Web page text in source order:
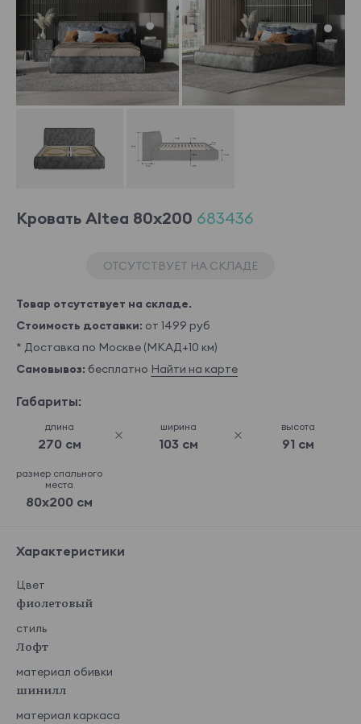
Кровать Altea 80x200 683436
ОТСУТСТВУЕТ НА СКЛАДЕ
Товар отсутствует на складе.
Стоимость доставки: от 1499 руб
* Доставка по Москве (МКАД+10 км)
Самовывоз: бесплатно Найти на карте
Габариты:
длина
270 см
ширина
103 см
высота
91 см
размер спального
места
80x200 см
Характеристики
Цвет
фиолетовый
стиль
Лофт
материал обивки
шинилл
материал каркаса